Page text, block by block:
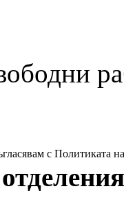
с Политиката